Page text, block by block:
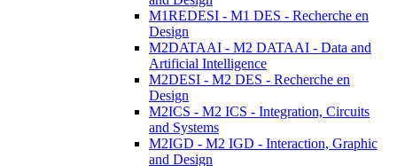
M1REDESI - M1 DES - Recherche en
Design
M2DATAAI - M2 DATAAI - Data and
Artificial Intelligence
M2DESI - M2 DES - Recherche en
Design
M2ICS - M2 ICS - Integration, Circuits
and Systems
M2IGD - M2 IGD - Interaction, Graphic
and Design